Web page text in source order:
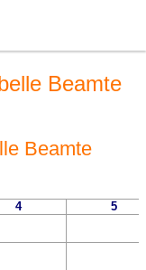
Beamte
Beamte
4
5